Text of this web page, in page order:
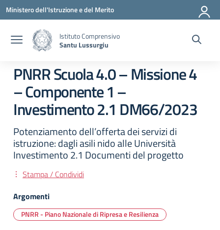
Vai ai contenuti
Vai al menu di navigazione
Vai al footer
Ministero dell'Istruzione e del Merito
Istituto Comprensivo
Santu Lussurgiu
PNRR Scuola 4.0 – Missione 4
– Componente 1 –
Investimento 2.1 DM66/2023
Potenziamento dell’offerta dei servizi di
istruzione: dagli asili nido alle Università
Investimento 2.1 Documenti del progetto
Stampa / Condividi
Argomenti
PNRR - Piano Nazionale di Ripresa e Resilienza